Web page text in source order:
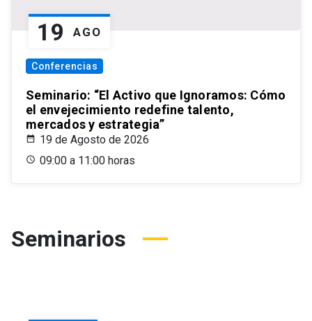
19 AGO
Conferencias
Seminario: “El Activo que Ignoramos: Cómo
el envejecimiento redefine talento,
mercados y estrategia”
19 de Agosto de 2026
09:00 a 11:00 horas
Seminarios